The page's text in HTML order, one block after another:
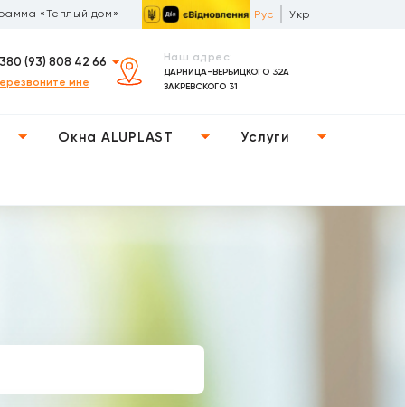
«Теплый дом» Рус Укр
(93) 808 42 66
мне
Наш адрес:
ДАРНИЦА-ВЕРБИЦКОГО 32А
ЗАКРЕВСКОГО 31
Окна ALUPLAST Услуги